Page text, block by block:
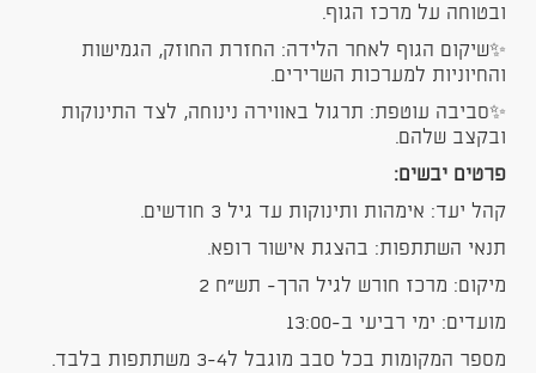
ובטוחה על מרכז הגוף.
✨​שיקום הגוף לאחר הלידה: החזרת החוזק, הגמישות
והחיוניות למערכות השרירים.
✨​סביבה עוטפת: תרגול באווירה נינוחה, לצד התינוקות
ובקצב שלהם.
פרטים יבשים:
​קהל יעד: אימהות ותינוקות עד גיל 3 חודשים.
​תנאי השתתפות: בהצגת אישור רופא.
​מיקום: מרכז חורש לגיל הרך- תש"ח 2
​מועדים: ימי רביעי ב-13:00
​מספר המקומות בכל סבב מוגבל ל3-4 משתתפות בלבד.